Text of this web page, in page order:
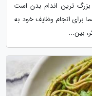
ترین اندام بدن است
برای انجام وظایف خود به
بین...